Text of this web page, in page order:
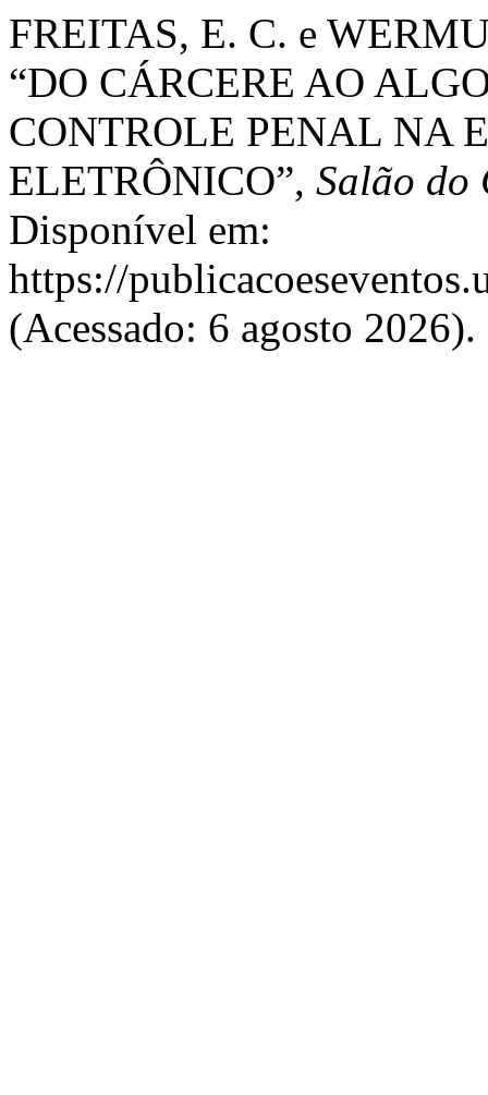
FREITAS, E. C. e
“DO CÁRCERE AO
CONTROLE PENAL NA
ELETRÔNICO”, Salão do
Disponível em:
https://
(Acessado: 6 agosto 2026).